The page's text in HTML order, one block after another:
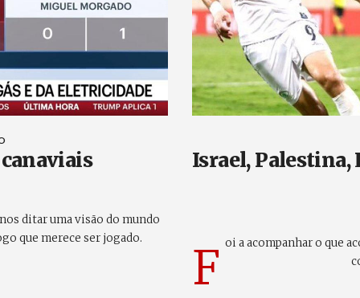
ditar uma visão do mundo
que merece ser jogado.
Israel, Palestina,
F oi a acompanhar o que